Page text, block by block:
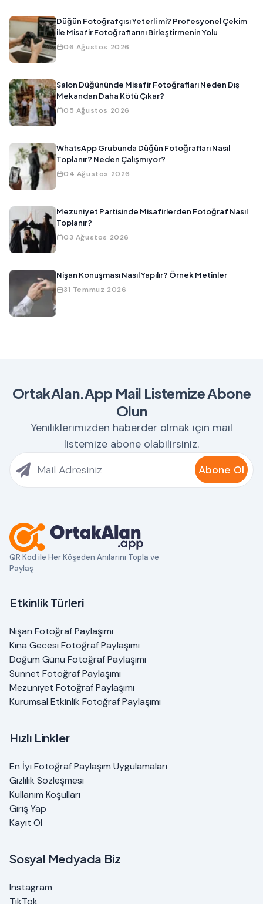
Düğün Fotoğrafçısı Yeterli mi? Profesyonel Çekim
ile Misafir Fotoğraflarını Birleştirmenin Yolu
06 Ağustos 2026
Salon Düğününde Misafir Fotoğrafları Neden Dış
Mekandan Daha Kötü Çıkar?
05 Ağustos 2026
WhatsApp Grubunda Düğün Fotoğrafları Nasıl
Toplanır? Neden Çalışmıyor?
04 Ağustos 2026
Mezuniyet Partisinde Misafirlerden Fotoğraf Nasıl
Toplanır?
03 Ağustos 2026
Nişan Konuşması Nasıl Yapılır? Örnek Metinler
31 Temmuz 2026
OrtakAlan.App Mail Listemize Abone
Olun
Yeniliklerimizden haberder olmak için mail
listemize abone olabilirsiniz.
Abone Ol
QR Kod ile Her Köşeden Anılarını Topla ve
Paylaş
Etkinlik Türleri
Nişan Fotoğraf Paylaşımı
Kına Gecesi Fotoğraf Paylaşımı
Doğum Günü Fotoğraf Paylaşımı
Sünnet Fotoğraf Paylaşımı
Mezuniyet Fotoğraf Paylaşımı
Kurumsal Etkinlik Fotoğraf Paylaşımı
Hızlı Linkler
En İyi Fotoğraf Paylaşım Uygulamaları
Gizlilik Sözleşmesi
Kullanım Koşulları
Giriş Yap
Kayıt Ol
Sosyal Medyada Biz
Instagram
TikTok